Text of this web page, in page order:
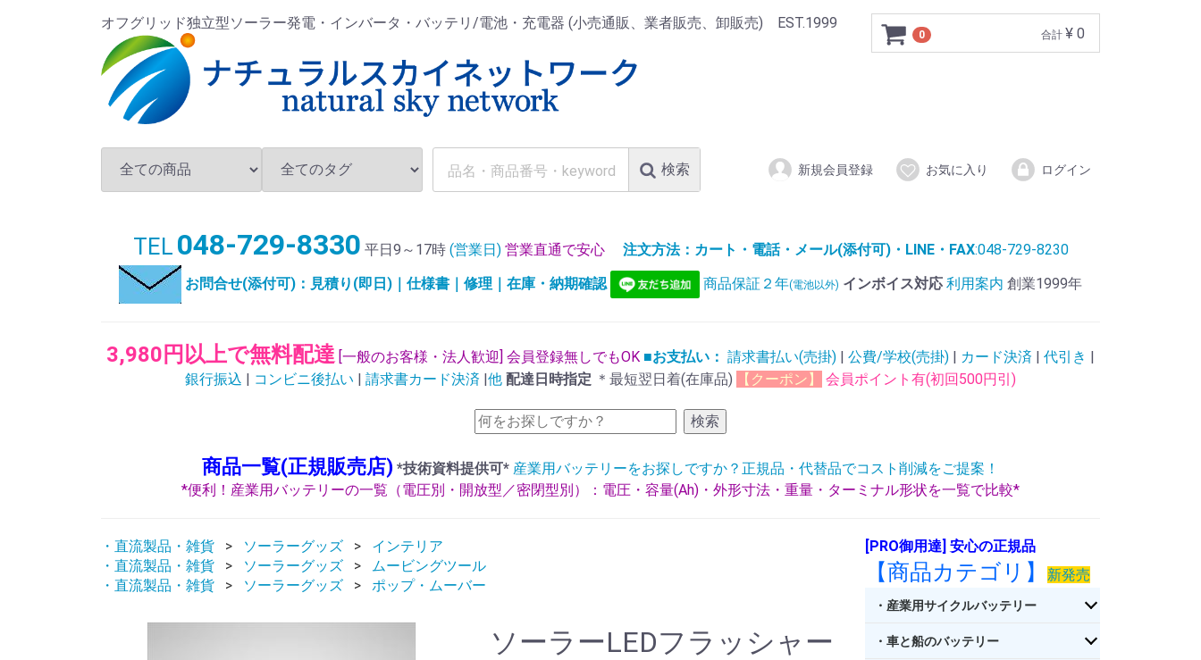
オフグリッド独立型ソーラー発電・インバータ・バッテリ/電池・充電器 (小売通販、業者販売、卸販売) EST.1999
0 合計 ¥ 0
検索 新規会員登録 お気に入り ログイン
TEL 048-729-8330 平日9～17時(営業日) 営業直通で安心 注文方法：カート・電話・メール(添付可)・LINE・FAX:048-729-8230
お問合せ(添付可)：見積り(即日)｜仕様書｜修理｜在庫・納期確認
商品保証２年(電池以外) インボイス対応 利用案内 創業1999年
3,980円以上で無料配達 [一般のお客様・法人歓迎] 会員登録無しでもOK ■お支払い： 請求書払い(売掛) | 公費/学校(売掛) | カード決済 | 代引き |
銀行振込 | コンビニ後払い | 請求書カード決済 |他 配達日時指定 ＊最短翌日着(在庫品) 【クーポン】 会員ポイント有(初回500円引)
検索
商品一覧(正規販売店) *技術資料提供可* 産業用バッテリーをお探しですか？正規品・代替品でコスト削減をご提案！
*便利！産業用バッテリーの一覧（電圧別・開放型／密閉型別）：電圧・容量(Ah)・外形寸法・重量・ターミナル形状を一覧で比較*
・直流製品・雑貨 ソーラーグッズ
インテリア
・直流製品・雑貨
ソーラーグッズ
ムービングツール
・直流製品・雑貨
ソーラーグッズ ポップ・ムーバー
ソーラーLEDフラッシャー
[PRO御用達] 安心の正規品
【商品カテゴリ】 新発売
・産業用サイクルバッテリー
・車と船のバッテリー